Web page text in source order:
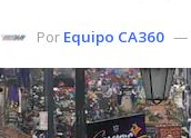
Por Equipo CA360